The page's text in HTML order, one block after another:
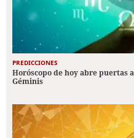
PREDICCIONES
Horóscopo de hoy abre puertas
Géminis